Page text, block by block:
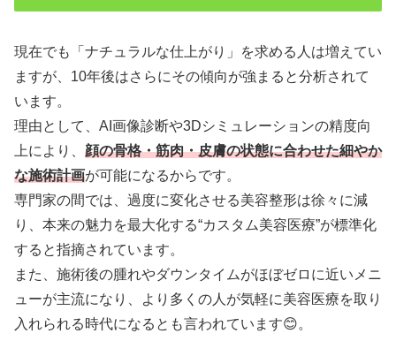
現在でも「ナチュラルな仕上がり」を求める人は増えてい
ますが、10年後はさらにその傾向が強まると分析されて
います。
理由として、AI画像診断や3Dシミュレーションの精度向
上により、 顔の骨格・筋肉・皮膚の状態に合わせた細やか
な施術計画が可能になるからです。
専門家の間では、過度に変化させる美容整形は徐々に減
り、本来の魅力を最大化する“カスタム美容医療”が標準化
すると指摘されています。
また、施術後の腫れやダウンタイムがほぼゼロに近いメニ
ューが主流になり、より多くの人が気軽に美容医療を取り
入れられる時代になるとも言われています😊。